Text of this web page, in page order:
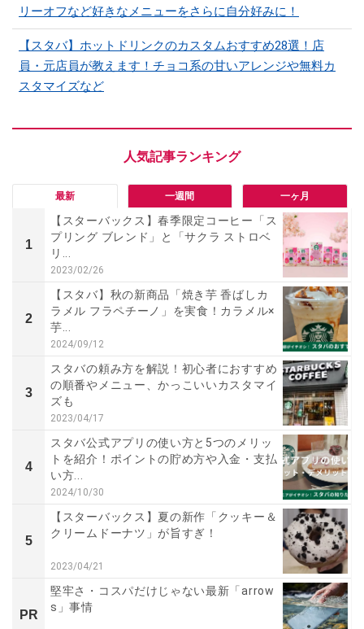
リーオフなど好きなメニューをさらに自分好みに！
【スタバ】ホットドリンクのカスタムおすすめ28選！店
員・元店員が教えます！チョコ系の甘いアレンジや無料カ
スタマイズなど
最新 一週間 一ヶ月
1
【スターバックス】春季限定コーヒー「ス
プリング ブレンド」と「サクラ ストロベ
リ...
2023/02/26
2
【スタバ】秋の新商品「焼き芋 香ばしカ
ラメル フラペチーノ」を実食！カラメル×
芋...
2024/09/12
3
スタバの頼み方を解説！初心者におすすめ
の順番やメニュー、かっこいいカスタマイ
ズも
2023/04/17
4
スタバ公式アプリの使い方と5つのメリッ
トを紹介！ポイントの貯め方や入金・支払
い方...
2024/10/30
5
【スターバックス】夏の新作「クッキー＆
クリームドーナツ」が旨すぎ！
2023/04/21
PR
堅牢さ・コスパだけじゃない最新「arrow
s」事情